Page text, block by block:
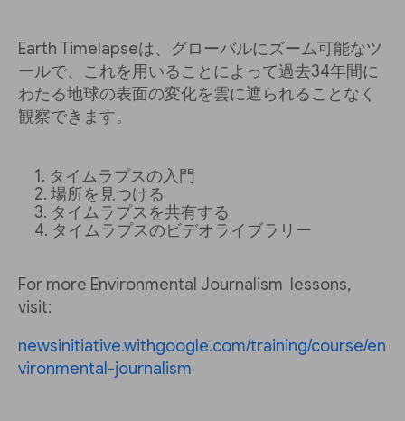
Earth Timelapseは、グローバルにズーム可能なツ
ールで、これを用いることによって過去34年間に
わたる地球の表面の変化を雲に遮られることなく
観察できます。
タイムラプスの入門
場所を見つける
タイムラプスを共有する
タイムラプスのビデオライブラリー
For more Environmental Journalism lessons,
visit:
newsinitiative.withgoogle.com/training/course/en
vironmental-journalism